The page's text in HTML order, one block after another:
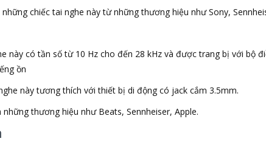
chiếc tai nghe này từ những thương hiệu như Sony,
này có tần số từ 10 Hz cho đến 28 kHz và được trang bị với
ồn
này tương thích với thiết bị di động có jack cắm 3.5mm.
thương hiệu như Beats, Sennheiser, Apple.